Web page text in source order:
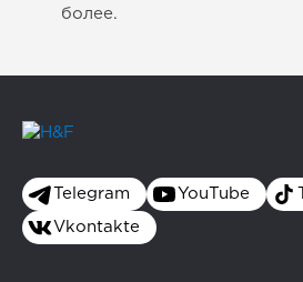
более.
Telegram YouTube
Vkontakte